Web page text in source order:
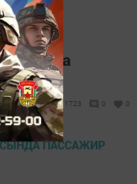
1723 0 0